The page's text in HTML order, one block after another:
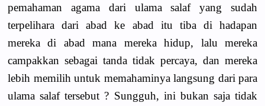
pemahaman agama dari ulama salaf yang sudah
terpelihara dari abad ke abad itu tiba di hadapan
mereka di abad mana mereka hidup, lalu mereka
campakkan sebagai tanda tidak percaya, dan mereka
lebih memilih untuk memahaminya langsung dari para
ulama salaf tersebut ? Sungguh, ini bukan saja tidak